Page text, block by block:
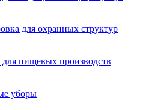
для охранных структур
пищевых производств
уборы